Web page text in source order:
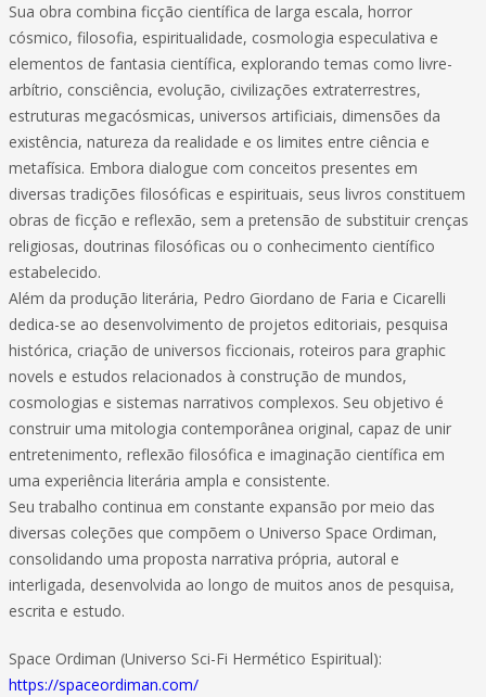
Sua obra combina ficção científica de larga escala, horror
cósmico, filosofia, espiritualidade, cosmologia especulativa e
elementos de fantasia científica, explorando temas como livre-
arbítrio, consciência, evolução, civilizações extraterrestres,
estruturas megacósmicas, universos artificiais, dimensões da
existência, natureza da realidade e os limites entre ciência e
metafísica. Embora dialogue com conceitos presentes em
diversas tradições filosóficas e espirituais, seus livros constituem
obras de ficção e reflexão, sem a pretensão de substituir crenças
religiosas, doutrinas filosóficas ou o conhecimento científico
estabelecido.
Além da produção literária, Pedro Giordano de Faria e Cicarelli
dedica-se ao desenvolvimento de projetos editoriais, pesquisa
histórica, criação de universos ficcionais, roteiros para graphic
novels e estudos relacionados à construção de mundos,
cosmologias e sistemas narrativos complexos. Seu objetivo é
construir uma mitologia contemporânea original, capaz de unir
entretenimento, reflexão filosófica e imaginação científica em
uma experiência literária ampla e consistente.
Seu trabalho continua em constante expansão por meio das
diversas coleções que compõem o Universo Space Ordiman,
consolidando uma proposta narrativa própria, autoral e
interligada, desenvolvida ao longo de muitos anos de pesquisa,
escrita e estudo.
Space Ordiman (Universo Sci-Fi Hermético Espiritual):
https://spaceordiman.com/